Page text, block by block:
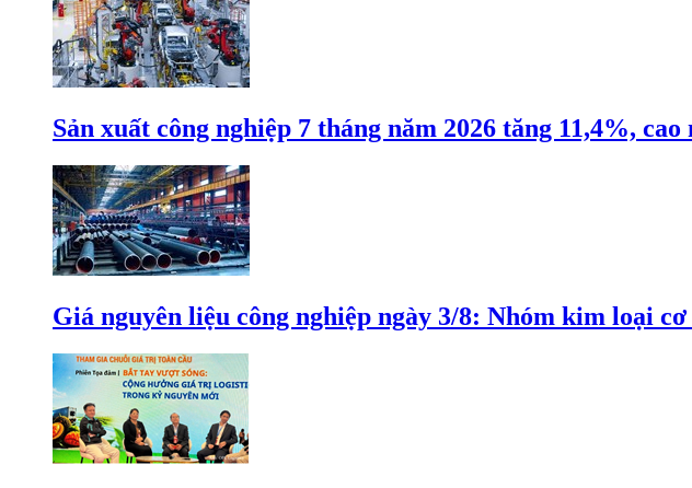
Sản xuất công nghiệp 7 tháng năm 2026 tăng 11,4%,
Giá nguyên liệu công nghiệp ngày 3/8: Nhóm kim loại